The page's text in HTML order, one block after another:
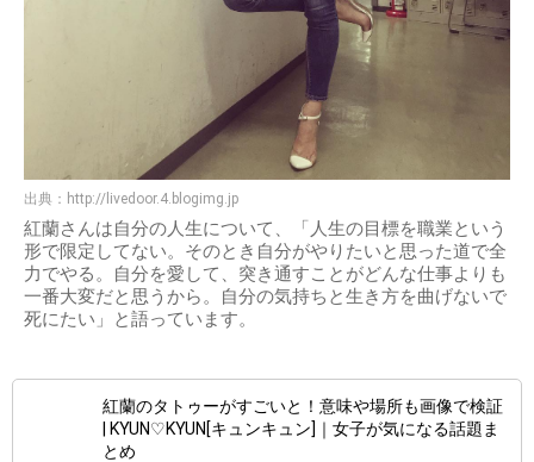
出典： http://livedoor.4.blogimg.jp
紅蘭さんは自分の人生について、「人生の目標を職業という
形で限定してない。そのとき自分がやりたいと思った道で全
力でやる。自分を愛して、突き通すことがどんな仕事よりも
一番大変だと思うから。自分の気持ちと生き方を曲げないで
死にたい」と語っています。
紅蘭のタトゥーがすごいと！意味や場所も画像で検証
| KYUN♡KYUN[キュンキュン]｜女子が気になる話題ま
とめ